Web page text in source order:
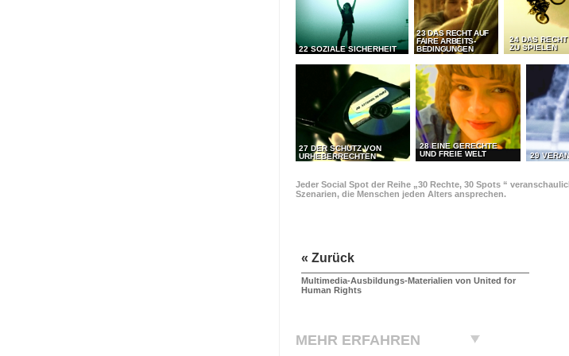
22 SOZIALE SICHERHEIT
23 DAS RECHT AUF
FAIRE ARBEITS-
BEDINGUNGEN
24 DAS RECHT
ZU SPIELEN
27 DER SCHUTZ VON
URHEBERRECHTEN
28 EINE GERECHTE
UND FREIE WELT
29
Jeder Social Spot der Reihe „30 Rechte, 30 Spots “
Szenarien, die Menschen jeden Alters ansprechen.
« Zurück
Multimedia-Ausbildungs-Materialien von United for
Human Rights
MEHR ERFAHREN